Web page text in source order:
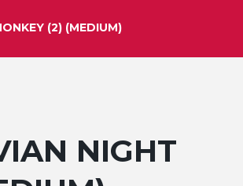
(2) (MEDIUM)
NIGHT